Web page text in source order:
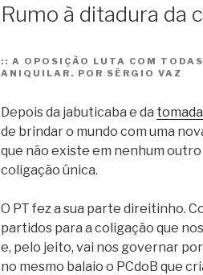
Rumo à ditadura da
:: A OPOSIÇÃO LUTA COM
ANIQUILAR. POR SÉRGIO VAZ
Depois da jabuticaba e da
de brindar o mundo com uma
que não existe em nenhum outro
coligação única.
O PT fez a sua parte direitinho.
partidos para a coligação que
e, pelo jeito, vai nos governar
no mesmo balaio o PCdoB que